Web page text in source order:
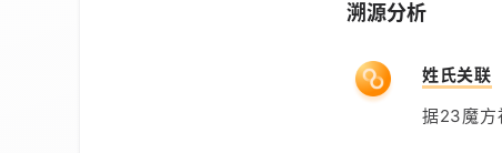
溯源分析
姓氏关联
据23魔方